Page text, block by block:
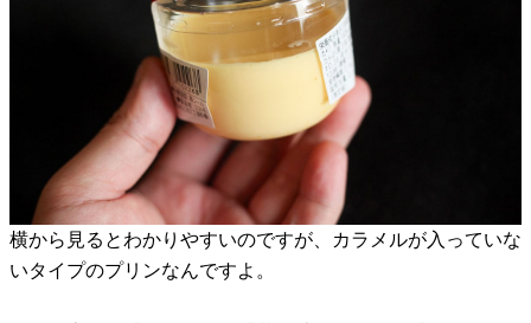
横から見るとわかりやすいのですが、カラメルが入っていな
いタイプのプリンなんですよ。